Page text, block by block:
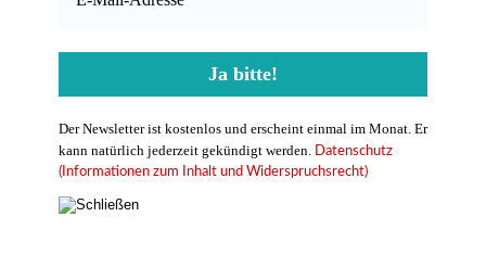
Der Newsletter ist kostenlos und erscheint einmal im Monat. Er
kann natürlich jederzeit gekündigt werden. Datenschutz
(Informationen zum Inhalt und Widerspruchsrecht)